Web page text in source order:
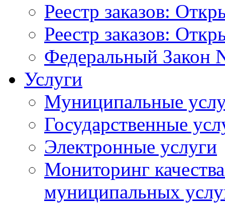
Реестр заказов:
Реестр заказов:
Федеральный Закон
Услуги
Муниципальные
Государственные
Электронные услуги
Мониторинг
муниципальных